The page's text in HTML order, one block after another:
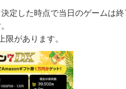
定した時点で当日のゲームは
があります。